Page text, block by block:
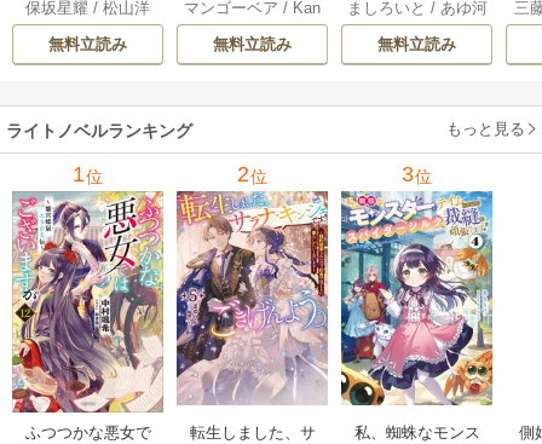
ゲームW 13巻
保坂星耀 /松山洋
無料立読み
冊版] 56巻
マンゴーベア / Kan
apy
/加藤智子
無料立読み
うやら後ろの男が
俺のこと好きらし
い 2巻
ましろいと / あゆ河
無料立読み
で
三
ライトノベルランキング もっと見る
1位
ふつつかな悪女で
2位
転生しました、サ
3位
私、蜘蛛なモンス
側